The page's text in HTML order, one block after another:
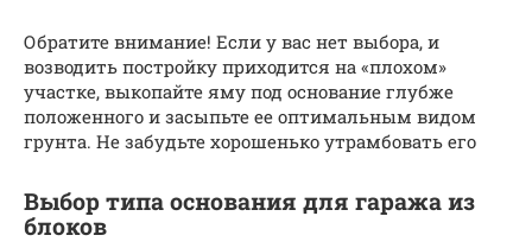
Обратите внимание! Если у вас нет выбора, и
возводить постройку приходится на «плохом»
участке, выкопайте яму под основание глубже
положенного и засыпьте ее оптимальным видом
грунта. Не забудьте хорошенько утрамбовать его
Выбор типа основания для гаража из
блоков